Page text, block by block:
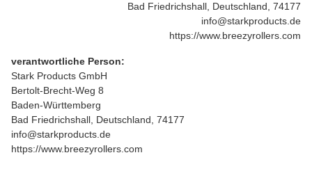
Bad Friedrichshall, Deutschland, 74177
info@starkproducts.de
https://www.breezyrollers.com
verantwortliche Person:
Stark Products GmbH
Bertolt-Brecht-Weg 8
Baden-Württemberg
Bad Friedrichshall, Deutschland, 74177
info@starkproducts.de
https://www.breezyrollers.com